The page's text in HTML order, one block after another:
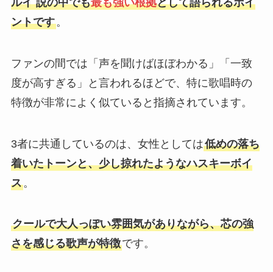
ントです。
ファンの間では「声を聞けばほぼわかる」「一致
度が高すぎる」と言われるほどで、特に歌唱時の
特徴が非常によく似ていると指摘されています。
3者に共通しているのは、女性としては低めの落ち
着いたトーンと、少し掠れたようなハスキーボイ
ス。
クールで大人っぽい雰囲気がありながら、芯の強
さを感じる歌声が特徴です。